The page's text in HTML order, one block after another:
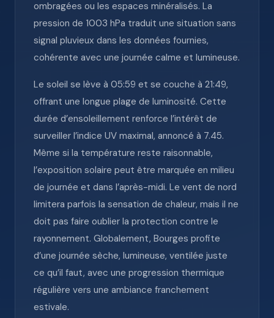
ombragées ou les espaces minéralisés. La
pression de 1003 hPa traduit une situation sans
signal pluvieux dans les données fournies,
cohérente avec une journée calme et lumineuse.
Le soleil se lève à 05:59 et se couche à 21:49,
offrant une longue plage de luminosité. Cette
durée d’ensoleillement renforce l’intérêt de
surveiller l’indice UV maximal, annoncé à 7.45.
Même si la température reste raisonnable,
l’exposition solaire peut être marquée en milieu
de journée et dans l’après-midi. Le vent de nord
limitera parfois la sensation de chaleur, mais il ne
doit pas faire oublier la protection contre le
rayonnement. Globalement, Bourges profite
d’une journée sèche, lumineuse, ventilée juste
ce qu’il faut, avec une progression thermique
régulière vers une ambiance franchement
estivale.